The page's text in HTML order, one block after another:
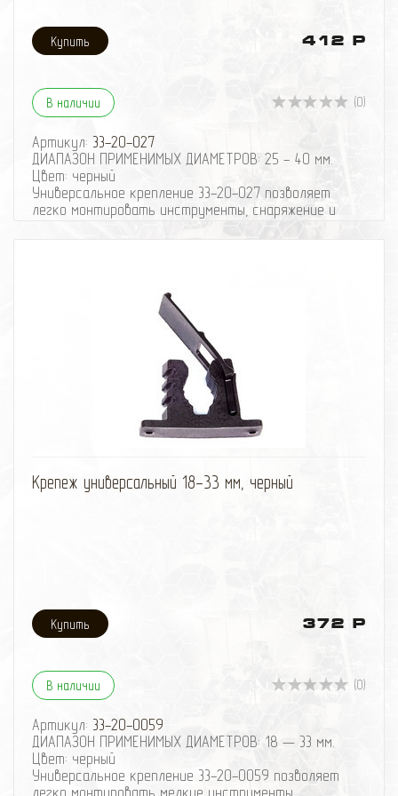
412 Р
В наличии (0)
Артикул: 33-20-027
ДИАПАЗОН ПРИМЕНИМЫХ ДИАМЕТРОВ: 25 - 40 мм.
Цвет: черный
Универсальное крепление 33-20-027 позволяет
легко монтировать инструменты, снаряжение и
оборудование в любом удобном для Вас месте: дома,
на даче, в гараже, автомобиле. Прочный, эластичный
разрушения. Устойчив к агрессивным средам, в том
числе: к нефтесодержащим продуктам, щелочам,
кислотам, к озону, ультрафиолетовым лучам и
морской воде. Долговечней резиновых аналогов.
Рассчитан для крепления предметов диаметром от
25 до 40 мм. Удобен для крепления и хранения
фонариков, лопат и прочих инструментов со
стандартным диаметром черенка, а также для
фиксации труб и шлангов. Крепится двумя болтами
(не поставляются в комплекте). Может
20-0201 и крепиться на подголовник спинки
сидения. Также может комплектоваться
Крепеж универсальный 18-33 мм, черный
372 Р
В наличии (0)
Артикул: 33-20-0059
ДИАПАЗОН ПРИМЕНИМЫХ ДИАМЕТРОВ: 18 — 33 мм.
Цвет: черный
Универсальное крепление 33-20-0059 позволяет
легко монтировать мелкие инструменты,